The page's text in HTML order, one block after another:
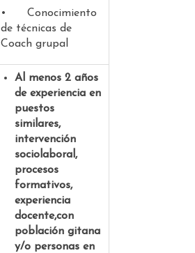
• Conocimiento
de técnicas de
Coach grupal
Al menos 2 años
de experiencia en
puestos
similares,
intervención
sociolaboral,
procesos
formativos,
experiencia
docente,con
población gitana
y/o personas en